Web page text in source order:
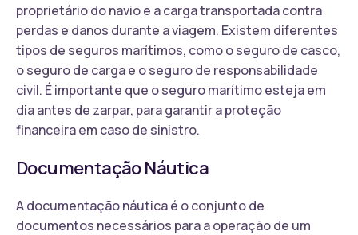
proprietário do navio e a carga transportada contra
perdas e danos durante a viagem. Existem diferentes
tipos de seguros marítimos, como o seguro de casco,
o seguro de carga e o seguro de responsabilidade
civil. É importante que o seguro marítimo esteja em
dia antes de zarpar, para garantir a proteção
financeira em caso de sinistro.
Documentação Náutica
A documentação náutica é o conjunto de
documentos necessários para a operação de um